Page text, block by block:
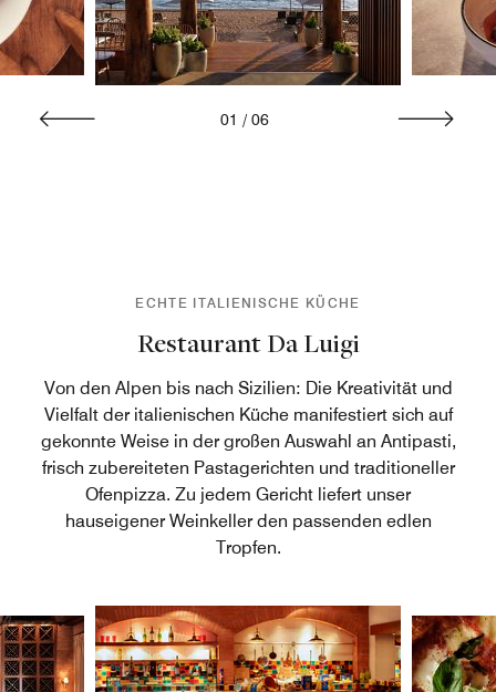
01 / 06
ECHTE ITALIENISCHE KÜCHE
Restaurant Da Luigi
Von den Alpen bis nach Sizilien: Die Kreativität und
Vielfalt der italienischen Küche manifestiert sich auf
gekonnte Weise in der großen Auswahl an Antipasti,
frisch zubereiteten Pastagerichten und traditioneller
Ofenpizza. Zu jedem Gericht liefert unser
hauseigener Weinkeller den passenden edlen
Tropfen.